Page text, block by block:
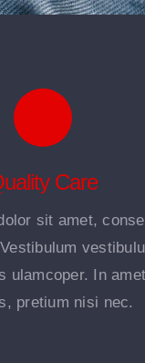
Care
sit amet,
ulamcoper. In
pretium nisi nec.